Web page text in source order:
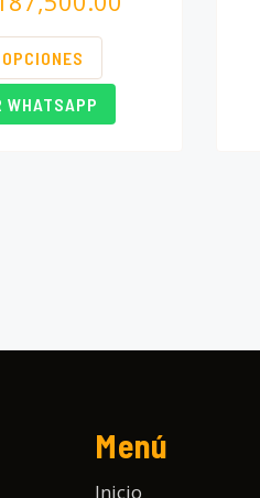
WHATSAPP
Menú
Inicio